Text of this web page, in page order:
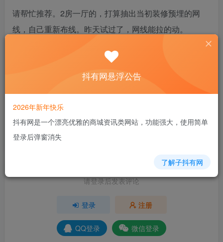
请帮忙推荐。2房一厅的，打算抽出当初装修预埋的网
线，自己重新布线。昨天试过了，网线能拉的动。
26
6人已评分
+8 +6 +5 +3 +2 +2
请登录后发表评论
登录 注册
QQ登录 微信登录
抖有网悬浮公告
2026年新年快乐
抖有网是一个漂亮优雅的商城资讯类网站，功能强大，使用简单
登录后弹窗消失
了解子抖有网